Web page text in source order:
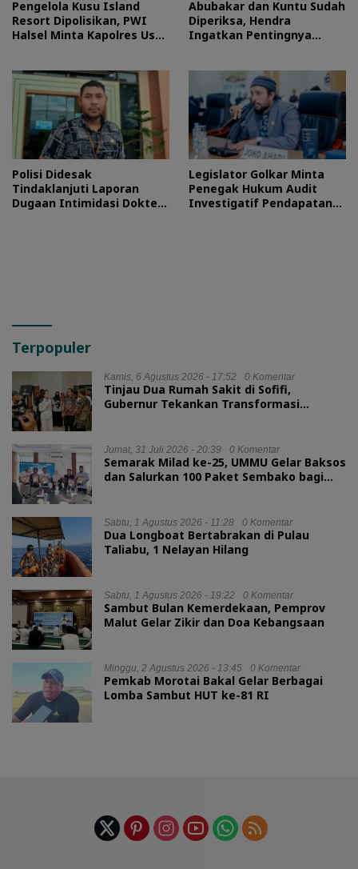
Pengelola Kusu Island
Resort Dipolisikan, PWI
Halsel Minta Kapolres Usut
Abubakar dan Kuntu Sudah
Diperiksa, Hendra
Ingatkan Pentingnya
Polisi Didesak
Tindaklanjuti Laporan
Dugaan Intimidasi Dokter
Legislator Golkar Minta
Penegak Hukum Audit
Investigatif Pendapatan
Terpopuler
Kamis, 6 Agustus 2026 - 17:52 0 Komentar
Tinjau Dua Rumah Sakit di Sofifi,
Gubernur Tekankan Transformasi
Jumat, 31 Juli 2026 - 20:39 0 Komentar
Semarak Milad ke-25, UMMU Gelar Baksos
dan Salurkan 100 Paket Sembako bagi
Sabtu, 1 Agustus 2026 - 11:28 0 Komentar
Dua Longboat Bertabrakan di Pulau
Taliabu, 1 Nelayan Hilang
Sabtu, 1 Agustus 2026 - 19:22 0 Komentar
Sambut Bulan Kemerdekaan, Pemprov
Malut Gelar Zikir dan Doa Kebangsaan
Minggu, 2 Agustus 2026 - 13:45 0 Komentar
Pemkab Morotai Bakal Gelar Berbagai
Lomba Sambut HUT ke-81 RI